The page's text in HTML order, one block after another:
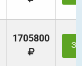
1705800